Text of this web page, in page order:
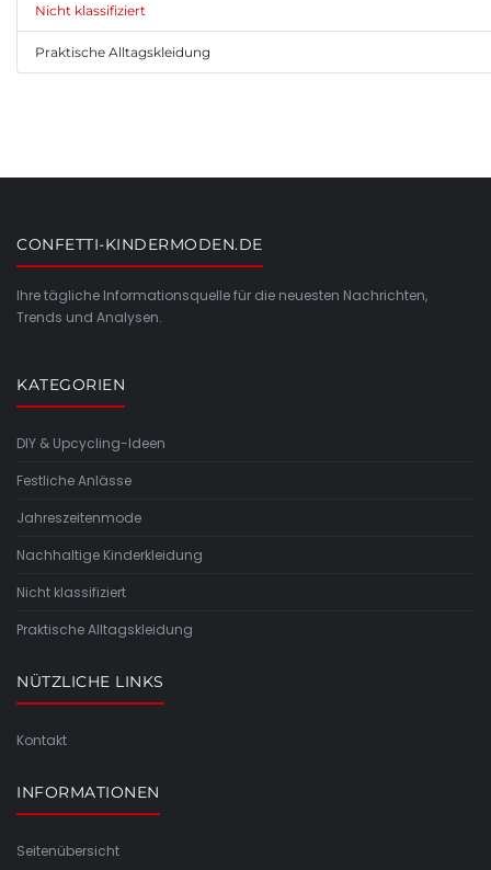
Nicht klassifiziert
Praktische Alltagskleidung
CONFETTI-KINDERMODEN.DE
Ihre tägliche Informationsquelle für die neuesten Nachrichten,
Trends und Analysen.
KATEGORIEN
DIY & Upcycling-Ideen
Festliche Anlässe
Jahreszeitenmode
Nachhaltige Kinderkleidung
Nicht klassifiziert
Praktische Alltagskleidung
NÜTZLICHE LINKS
Kontakt
INFORMATIONEN
Seitenübersicht